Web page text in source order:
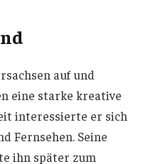
auf und
eine starke kreative
interessierte er sich
Fernsehen. Seine
ihn später zum